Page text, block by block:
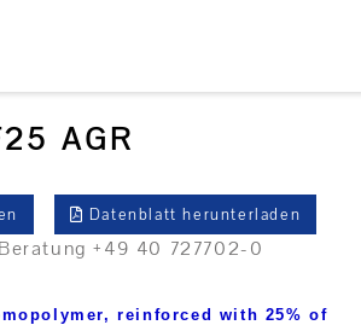
AGR
Datenblatt herunterladen
+49 40 727702-0
reinforced with 25% of